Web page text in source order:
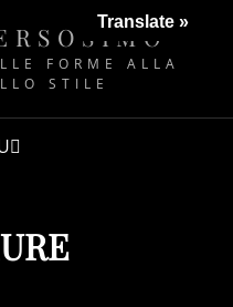
FORME ALLA
STILE
Translate »